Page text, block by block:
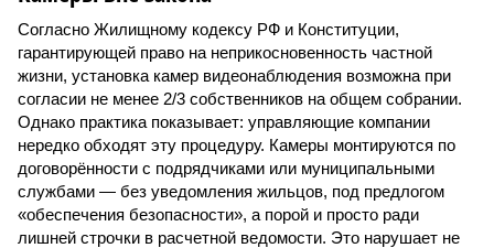
Согласно Жилищному кодексу РФ и Конституции,
гарантирующей право на неприкосновенность частной
жизни, установка камер видеонаблюдения возможна при
согласии не менее 2/3 собственников на общем собрании.
Однако практика показывает: управляющие компании
нередко обходят эту процедуру. Камеры монтируются по
договорённости с подрядчиками или муниципальными
службами — без уведомления жильцов, под предлогом
«обеспечения безопасности», а порой и просто ради
лишней строчки в расчетной ведомости. Это нарушает не